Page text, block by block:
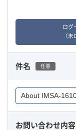
ログ
（
件名 任意
お問い合わせ内容